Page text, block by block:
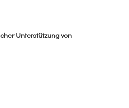
Unterstützung von